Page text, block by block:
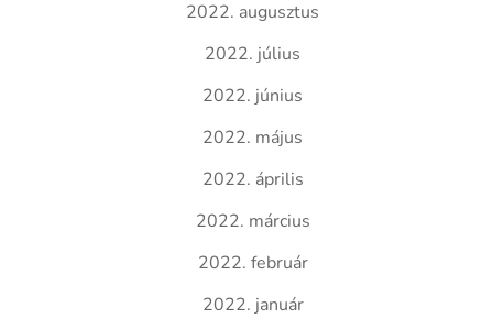
2022. augusztus
2022. július
2022. június
2022. május
2022. április
2022. március
2022. február
2022. január